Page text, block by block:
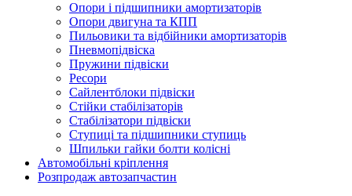
Опори і підшипники амортизаторів
Опори двигуна та КПП
Пильовики та відбійники амортизаторів
Пневмопідвіска
Пружини підвіски
Ресори
Сайлентблоки підвіски
Стійки стабілізаторів
Стабілізатори підвіски
Ступиці та підшипники ступиць
Шпильки гайки болти колісні
Автомобільні кріплення
Розпродаж автозапчастин